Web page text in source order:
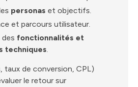
personas et objectifs.
et parcours utilisateur.
fonctionnalités et
techniques.
taux de conversion, CPL)
le retour sur